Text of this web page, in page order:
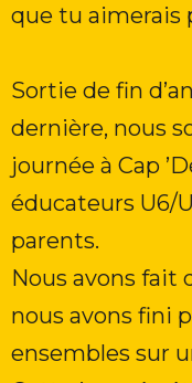
que tu aimerais
Sortie de fin
dernière, nous
journée à Cap
éducateurs U6/
parents.
Nous avons fait
nous avons fini
ensembles sur